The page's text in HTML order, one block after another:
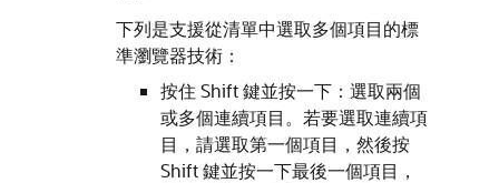
下列是支援從清單中選取多個項目的標
準瀏覽器技術：
按住 Shift 鍵並按一下：選取兩個
或多個連續項目。若要選取連續項
目，請選取第一個項目，然後按
Shift 鍵並按一下最後一個項目，